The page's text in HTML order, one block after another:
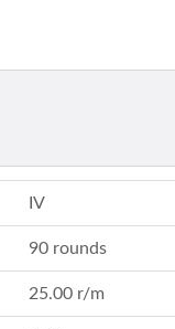
IV
90 rounds
25.00 r/m